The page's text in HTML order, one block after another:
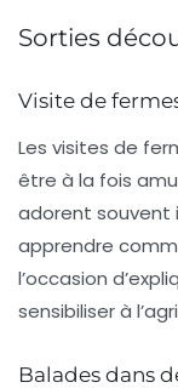
Sorties
Visite de
Les visites de
être à la fois
adorent souvent
apprendre
l’occasion
sensibiliser à
Balades dans